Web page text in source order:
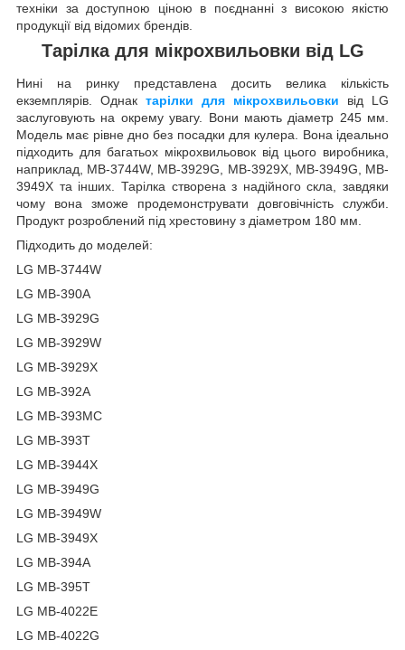
техніки за доступною ціною в поєднанні з високою якістю
продукції від відомих брендів.
Тарілка для мікрохвильовки від LG
Нині на ринку представлена досить велика кількість
екземплярів. Однак тарілки для мікрохвильовки від LG
заслуговують на окрему увагу. Вони мають діаметр 245 мм.
Модель має рівне дно без посадки для кулера. Вона ідеально
підходить для багатьох мікрохвильовок від цього виробника,
наприклад, MB-3744W, MB-3929G, MB-3929X, MB-3949G, MB-
3949X та інших. Тарілка створена з надійного скла, завдяки
чому вона зможе продемонструвати довговічність служби.
Продукт розроблений під хрестовину з діаметром 180 мм.
Підходить до моделей:
LG MB-3744W
LG MB-390A
LG MB-3929G
LG MB-3929W
LG MB-3929X
LG MB-392A
LG MB-393MC
LG MB-393T
LG MB-3944X
LG MB-3949G
LG MB-3949W
LG MB-3949X
LG MB-394A
LG MB-395T
LG MB-4022E
LG MB-4022G